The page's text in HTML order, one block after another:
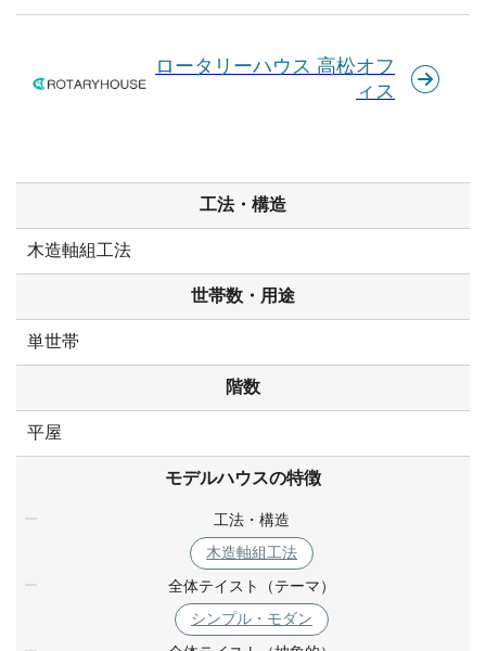
ロータリーハウス 高松オフ
ィス
工法・構造
木造軸組工法
世帯数・用途
単世帯
階数
平屋
モデルハウスの特徴
工法・構造
木造軸組工法
全体テイスト（テーマ）
シンプル・モダン